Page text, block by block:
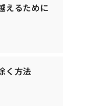
えるために
く方法